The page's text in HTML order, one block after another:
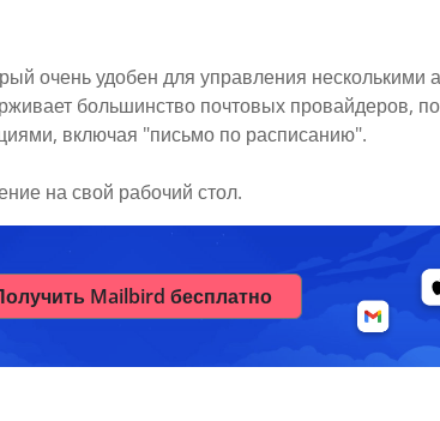
очень удобен для управления несколькими
большинство почтовых провайдеров,
включая "письмо по расписанию".
на свой рабочий стол.
Mailbird бесплатно